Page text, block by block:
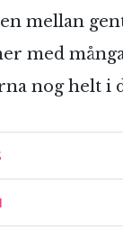
mellan
med
nog helt i